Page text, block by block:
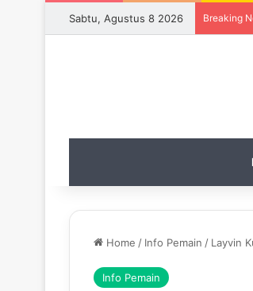
Sabtu, Agustus 8 2026 Breaking
Home / Info Pemain / Layvin
Info Pemain